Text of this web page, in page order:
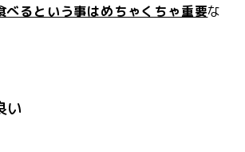
べるという事はめちゃくちゃ重要な
い